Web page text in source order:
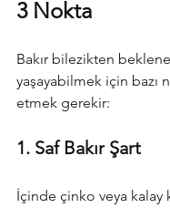
3 Nokta
Bakır bilezikten
yaşayabilmek için bazı
etmek gerekir:
1. Saf Bakır Şart
İçinde çinko veya kalay